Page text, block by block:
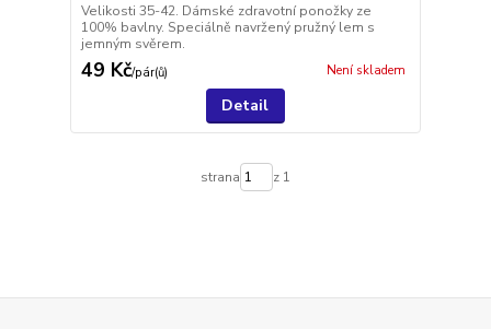
Velikosti 35-42. Dámské zdravotní ponožky ze
100% bavlny. Speciálně navržený pružný lem s
jemným svěrem.
49 Kč/pár(ů) Není skladem
Detail
strana z 1